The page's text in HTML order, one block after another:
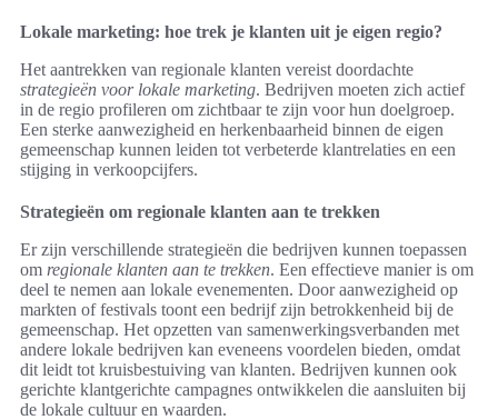
Lokale marketing: hoe trek je klanten uit je eigen regio?
Het aantrekken van regionale klanten vereist doordachte
strategieën voor lokale marketing. Bedrijven moeten zich actief
in de regio profileren om zichtbaar te zijn voor hun doelgroep.
Een sterke aanwezigheid en herkenbaarheid binnen de eigen
gemeenschap kunnen leiden tot verbeterde klantrelaties en een
stijging in verkoopcijfers.
Strategieën om regionale klanten aan te trekken
Er zijn verschillende strategieën die bedrijven kunnen toepassen
om regionale klanten aan te trekken. Een effectieve manier is om
deel te nemen aan lokale evenementen. Door aanwezigheid op
markten of festivals toont een bedrijf zijn betrokkenheid bij de
gemeenschap. Het opzetten van samenwerkingsverbanden met
andere lokale bedrijven kan eveneens voordelen bieden, omdat
dit leidt tot kruisbestuiving van klanten. Bedrijven kunnen ook
gerichte klantgerichte campagnes ontwikkelen die aansluiten bij
de lokale cultuur en waarden.